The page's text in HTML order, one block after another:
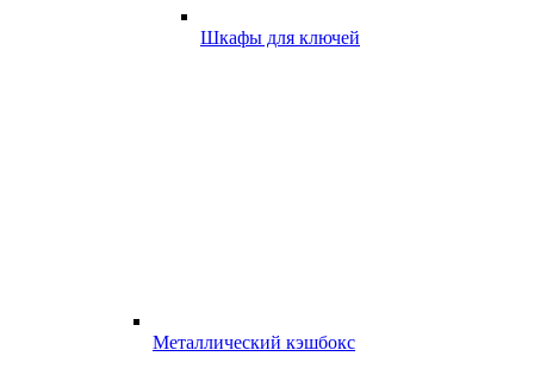
Шкафы для ключей
Металлический кэшбокс